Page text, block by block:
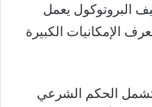
البروتوكول يعمل
الإمكانيات الكبيرة
تشمل الحكم الشرعي